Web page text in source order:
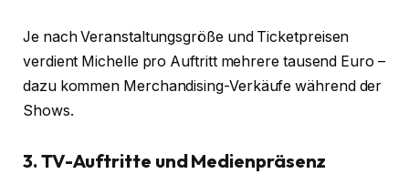
Je nach Veranstaltungsgröße und Ticketpreisen
verdient Michelle pro Auftritt mehrere tausend Euro –
dazu kommen Merchandising-Verkäufe während der
Shows.
3. TV-Auftritte und Medienpräsenz